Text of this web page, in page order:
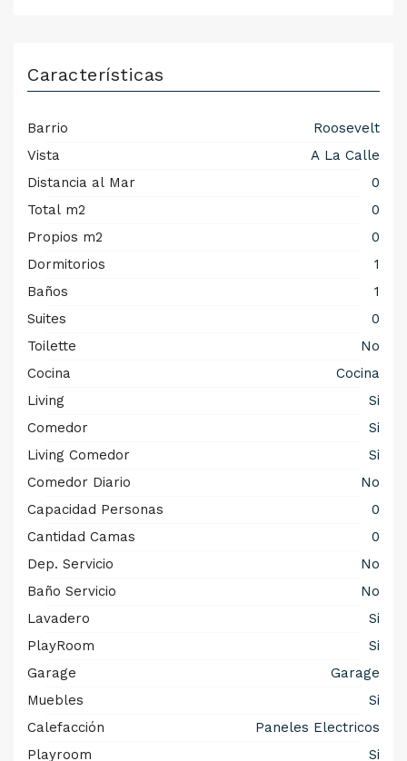
Características
Barrio
Roosevelt
Vista
A La Calle
Distancia al Mar
0
Total m2
0
Propios m2
0
Dormitorios
1
Baños
1
Suites
0
Toilette
No
Cocina
Cocina
Living
Si
Comedor
Si
Living Comedor
Si
Comedor Diario
No
Capacidad Personas
0
Cantidad Camas
0
Dep. Servicio
No
Baño Servicio
No
Lavadero
Si
PlayRoom
Si
Garage
Garage
Muebles
Si
Calefacción
Paneles Electricos
Playroom
Si